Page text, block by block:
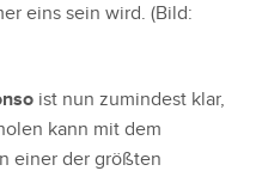
eins sein wird. (Bild:
ist nun zumindest klar,
kann mit dem
einer der größten